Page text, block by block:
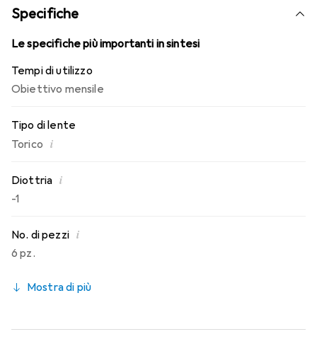
con le lenti mensili.
Specifiche
Le specifiche più importanti in sintesi
Tempi di utilizzo
Obiettivo mensile
Tipo di lente
Torico i
Diottria i
-1
No. di pezzi i
6 pz.
Mostra di più